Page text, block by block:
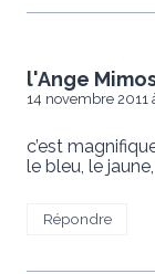
l'Ange
14 novembre 2011
c’est
le bleu, le
Répondre